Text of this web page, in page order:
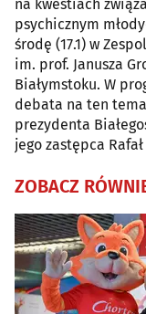
na kwestiach
psychicznym
środę (17.1) w
im. prof. Janusza
Białymstoku. W
debata na ten
prezydenta
jego zastępca
ZOBACZ